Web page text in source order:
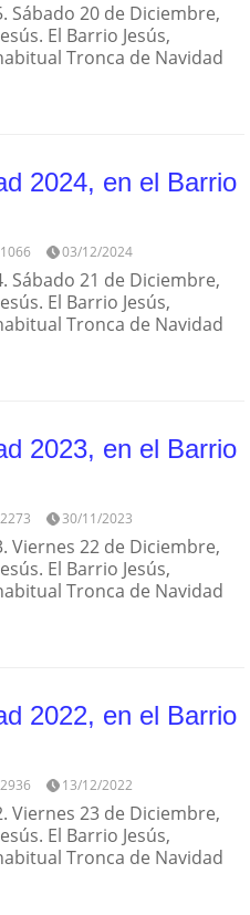
Sábado 20 de Diciembre,
El Barrio Jesús,
Tronca de Navidad
2024, en el Barrio
1066 03/12/2024
Sábado 21 de Diciembre,
El Barrio Jesús,
Tronca de Navidad
2023, en el Barrio
2273 30/11/2023
Viernes 22 de Diciembre,
El Barrio Jesús,
Tronca de Navidad
2022, en el Barrio
2936 13/12/2022
Viernes 23 de Diciembre,
El Barrio Jesús,
Tronca de Navidad